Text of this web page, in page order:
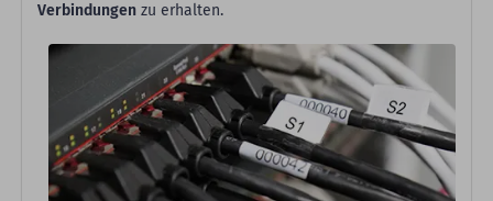
Verbindungen zu erhalten.